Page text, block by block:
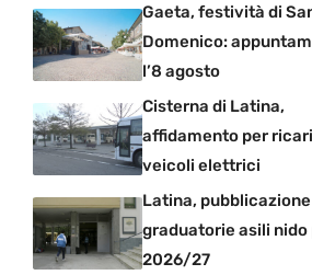
Gaeta, festività di
Domenico:
l’8 agosto
Cisterna di Latina,
affidamento per
veicoli elettrici
Latina, pubblicazione
graduatorie asili nido
2026/27